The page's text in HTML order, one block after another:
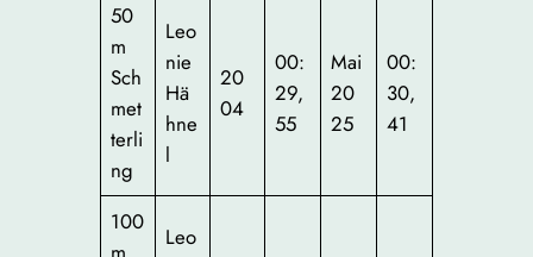
50
m
Sch
met
terli
ng
Leo
nie
Hä
hne
l
20
04
00:
29,
55
Mai
20
25
00:
30,
41
100
Leo